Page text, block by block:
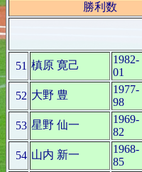
勝利数
51 槙原 寛己
1982-
01
52 大野 豊
1977-
98
53 星野 仙一
1969-
82
54 山内 新一
1968-
85